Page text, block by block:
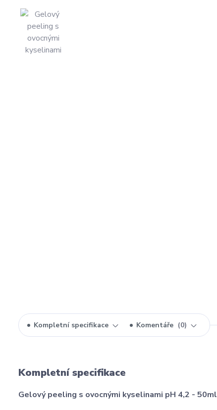
Kompletní specifikace Komentáře 0
Kompletní specifikace
Gelový peeling s ovocnými kyselinami pH 4,2 - 50ml